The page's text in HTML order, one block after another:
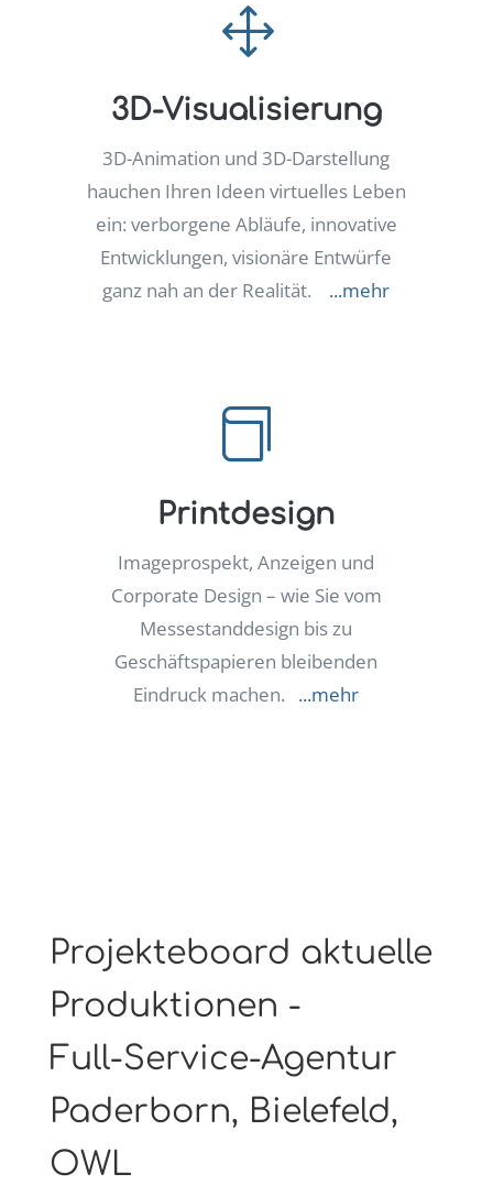
1
3D-Visualisierung
3D-Animation und 3D-Darstellung
hauchen Ihren Ideen virtuelles Leben
ein: verborgene Abläufe, innovative
Entwicklungen, visionäre Entwürfe
ganz nah an der Realität. ...mehr

Printdesign
Imageprospekt, Anzeigen und
Corporate Design – wie Sie vom
Messestanddesign bis zu
Geschäftspapieren bleibenden
Eindruck machen. ...mehr
Projekteboard aktuelle
Produktionen -
Full-Service-Agentur
Paderborn, Bielefeld,
OWL